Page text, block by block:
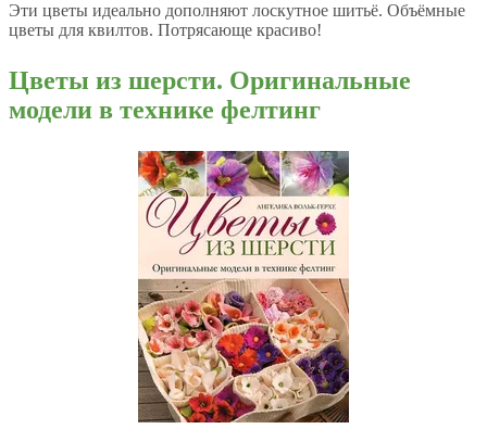
Эти цветы идеально дополняют лоскутное шитьё. Объёмные
цветы для квилтов. Потрясающе красиво!
Цветы из шерсти. Оригинальные
модели в технике фелтинг